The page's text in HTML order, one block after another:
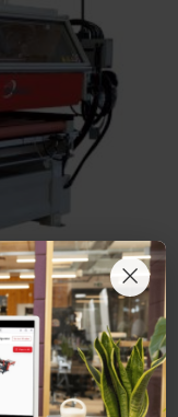
×
RC
(Hot-Melt)
fins de type Hi-Gloss